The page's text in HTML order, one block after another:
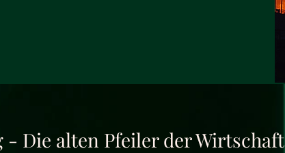
Die alten Pfeiler der Wirtschaft